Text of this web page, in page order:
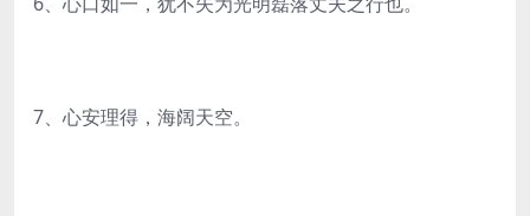
7、心安理得，海阔天空。